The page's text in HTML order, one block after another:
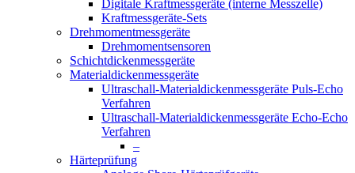
Digitale Kraftmessgeräte (interne Messzelle)
Kraftmessgeräte-Sets
Drehmomentmessgeräte
Drehmomentsensoren
Schichtdickenmessgeräte
Materialdickenmessgeräte
Ultraschall-Materialdickenmessgeräte Puls-Echo
Verfahren
Ultraschall-Materialdickenmessgeräte Echo-Echo
Verfahren
–
Härteprüfung